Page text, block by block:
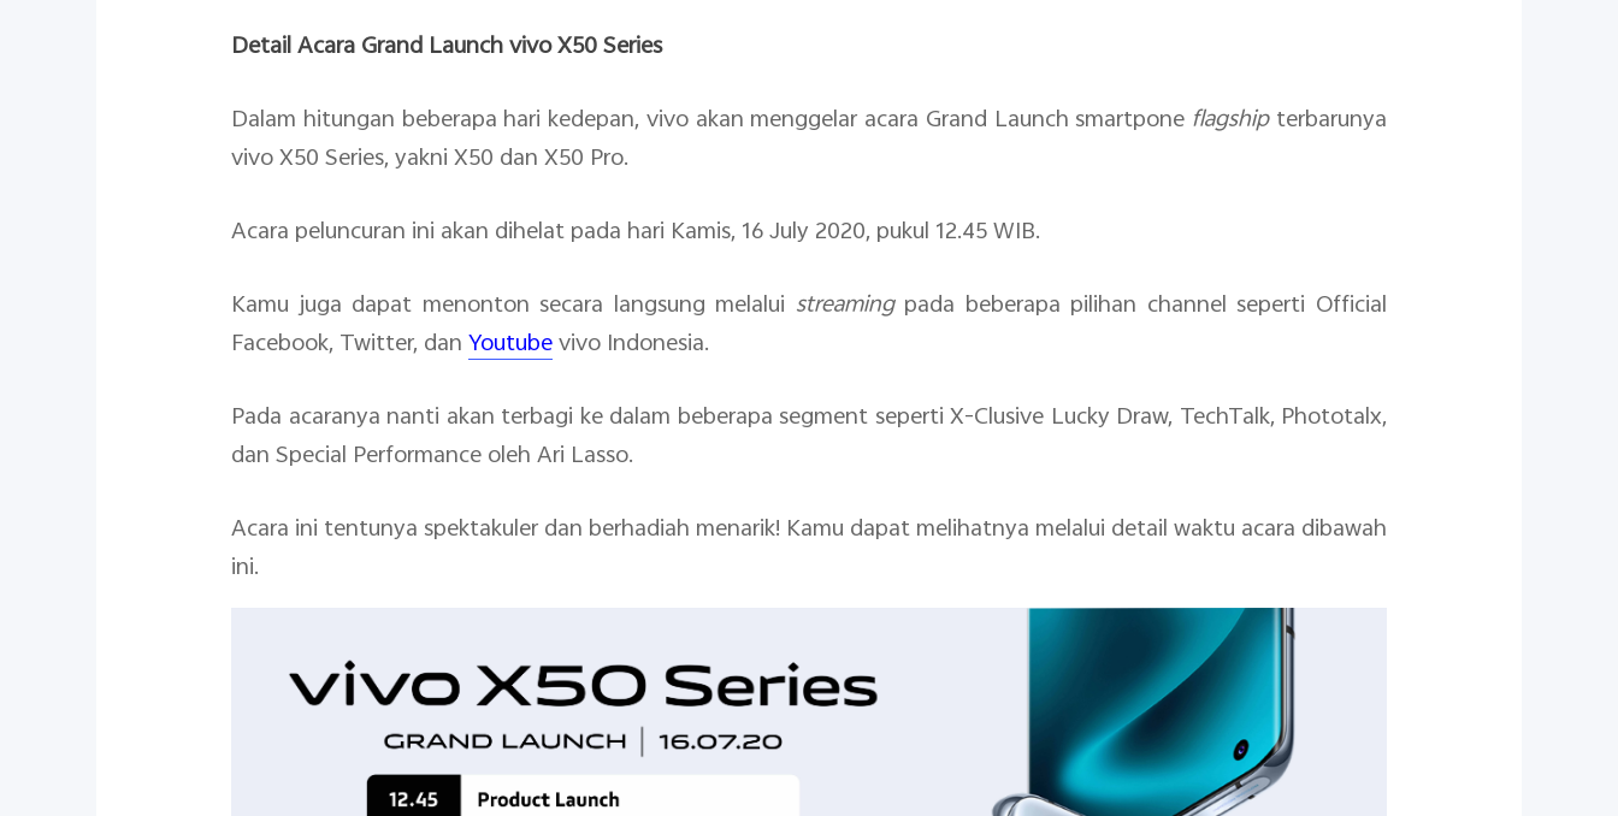
Detail Acara Grand Launch vivo X50 Series
Dalam hitungan beberapa hari kedepan, vivo akan menggelar acara Grand Launch smartpone flagshipterbarunya
vivo X50 Series, yakni X50 dan X50 Pro.
Acara peluncuran ini akan dihelat pada hari Kamis, 16 July 2020, pukul 12.45 WIB.
Kamu juga dapat menonton secara langsung melalui streamingpada beberapa pilihan channel seperti Official
Facebook, Twitter, danYoutubevivo Indonesia.
Pada acaranya nanti akan terbagi ke dalam beberapa segment seperti X-Clusive Lucky Draw, TechTalk, Phototalx,
dan Special Performance oleh Ari Lasso.
Acara ini tentunya spektakuler dan berhadiah menarik! Kamu dapat melihatnya melalui detail waktu acara dibawah
ini.